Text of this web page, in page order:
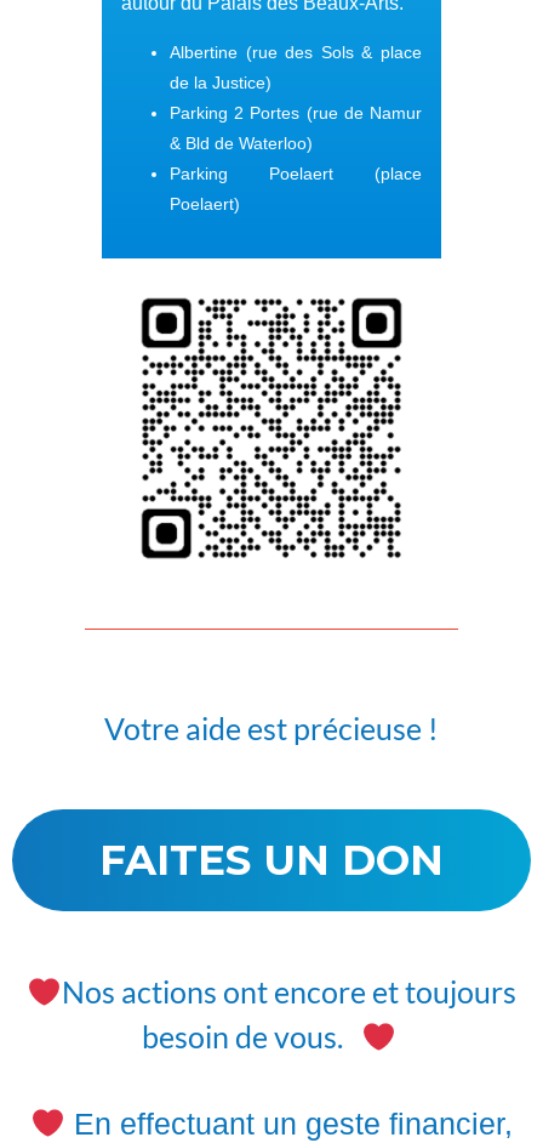
Albertine (rue des Sols & place
de la Justice)
Parking 2 Portes (rue de Namur
& Bld de Waterloo)
Parking Poelaert (place
Poelaert)
Votre aide est précieuse !
FAITES UN DON
Nos actions ont encore et toujours
besoin de vous.
En effectuant un geste financier,